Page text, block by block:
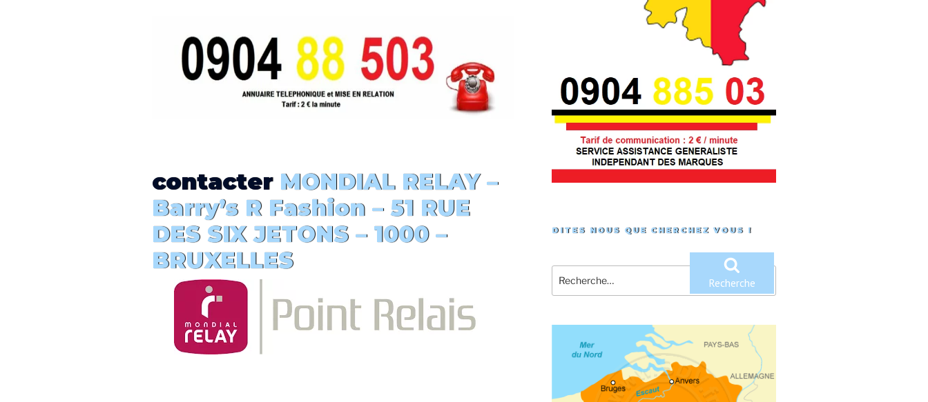
contacterMONDIAL RELAY –
Barry’s R Fashion – 51 RUE
DES SIX JETONS – 1000 –
BRUXELLES
DITES NOUS QUE CHERCHEZ VOUS !
pour
:
Recherche